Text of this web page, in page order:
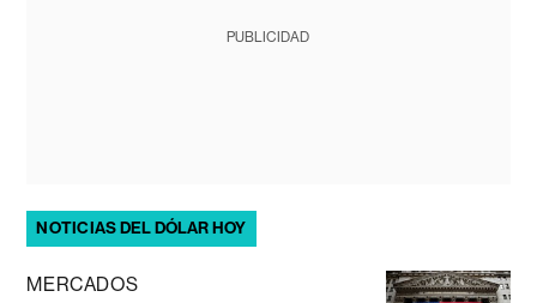
PUBLICIDAD
NOTICIAS DEL DÓLAR HOY
MERCADOS